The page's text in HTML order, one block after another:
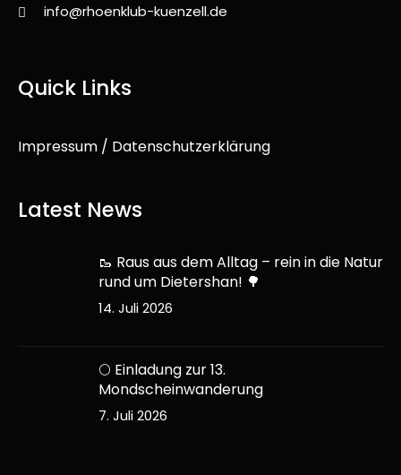
info@rhoenklub-kuenzell.de
Quick Links
Impressum / Datenschutzerklärung
Latest News
🥾 Raus aus dem Alltag – rein in die Natur
rund um Dietershan! 🌳
14. Juli 2026
🌕 Einladung zur 13.
Mondscheinwanderung
7. Juli 2026